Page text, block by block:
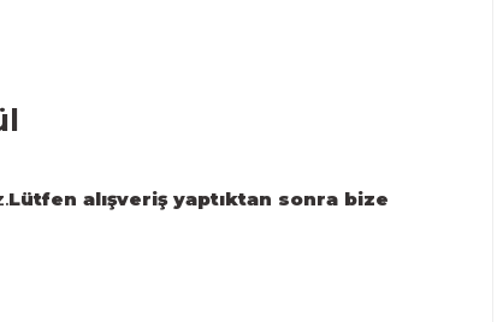
Lütfen alışveriş yaptıktan sonra bize